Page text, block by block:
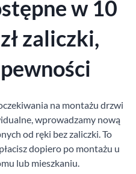
Zobacz
w 10
zaliczki,
na montażu drzwi
wprowadzamy nową
od ręki bez zaliczki. To
dopiero po montażu u
lub mieszkaniu.